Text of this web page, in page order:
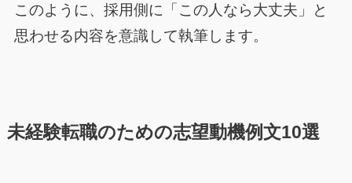
このように、採用側に「この人なら大丈夫」と
思わせる内容を意識して執筆します。
未経験転職のための志望動機例文10選